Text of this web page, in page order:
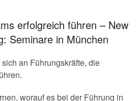
erfolgreich führen – New
Seminare in München
an Führungskräfte, die
worauf es bei der Führung in